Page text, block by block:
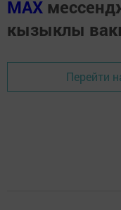
МАХ
кызыклы
Перейти